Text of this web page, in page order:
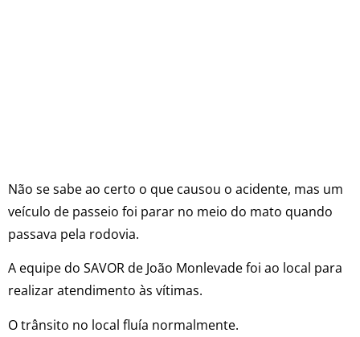
Não se sabe ao certo o que causou o acidente, mas um
veículo de passeio foi parar no meio do mato quando
passava pela rodovia.
A equipe do SAVOR de João Monlevade foi ao local para
realizar atendimento às vítimas.
O trânsito no local fluía normalmente.